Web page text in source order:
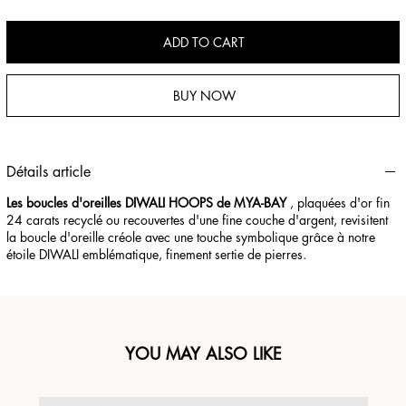
ADD TO CART
BUY NOW
Détails article
Les boucles d'oreilles DIWALI HOOPS de MYA-BAY, plaquées d'or fin
24 carats recyclé ou recouvertes d'une fine couche d'argent, revisitent
la boucle d'oreille créole avec une touche symbolique grâce à notre
étoile DIWALI emblématique, finement sertie de pierres.
YOU MAY ALSO LIKE